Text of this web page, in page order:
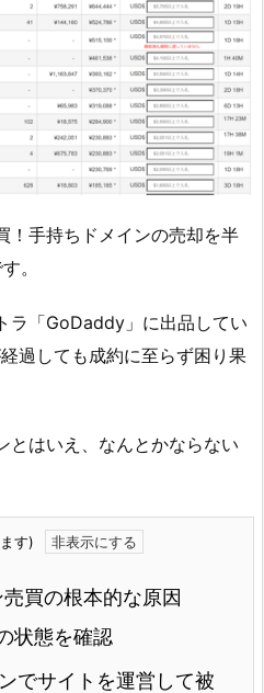
！手持ちドメインの売却を半
。
ラ「GoDaddy」に出品してい
過しても成約に至らず困り果
とはいえ、なんとかならない
す)
買の根本的な原因
状態を確認
でサイトを運営して被